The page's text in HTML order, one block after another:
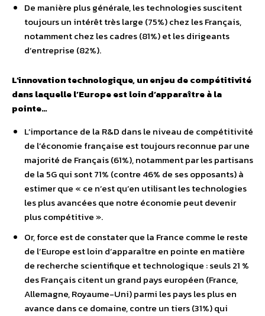
De manière plus générale, les technologies suscitent
toujours un intérêt très large (75%) chez les Français,
notamment chez les cadres (81%) et les dirigeants
d’entreprise (82%).
L’innovation technologique, un enjeu de compétitivité
dans laquelle l’Europe est loin d’apparaître à la
pointe…
L’importance de la R&D dans le niveau de compétitivité
de l’économie française est toujours reconnue par une
majorité de Français (61%), notamment par les partisans
de la 5G qui sont 71% (contre 46% de ses opposants) à
estimer que « ce n’est qu’en utilisant les technologies
les plus avancées que notre économie peut devenir
plus compétitive ».
Or, force est de constater que la France comme le reste
de l’Europe est loin d’apparaître en pointe en matière
de recherche scientifique et technologique : seuls 21 %
des Français citent un grand pays européen (France,
Allemagne, Royaume-Uni) parmi les pays les plus en
avance dans ce domaine, contre un tiers (31%) qui